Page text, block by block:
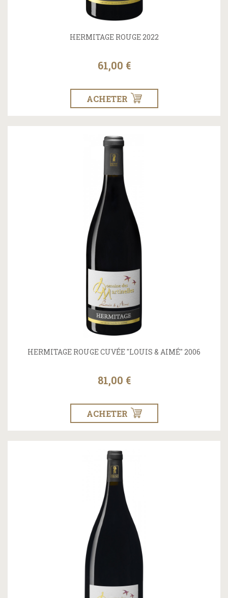
HERMITAGE ROUGE 2022
61,00 €
ACHETER
HERMITAGE ROUGE CUVÉE "LOUIS & AIMÉ" 2006
81,00 €
ACHETER